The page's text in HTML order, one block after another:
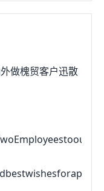
槐贸客户迅散